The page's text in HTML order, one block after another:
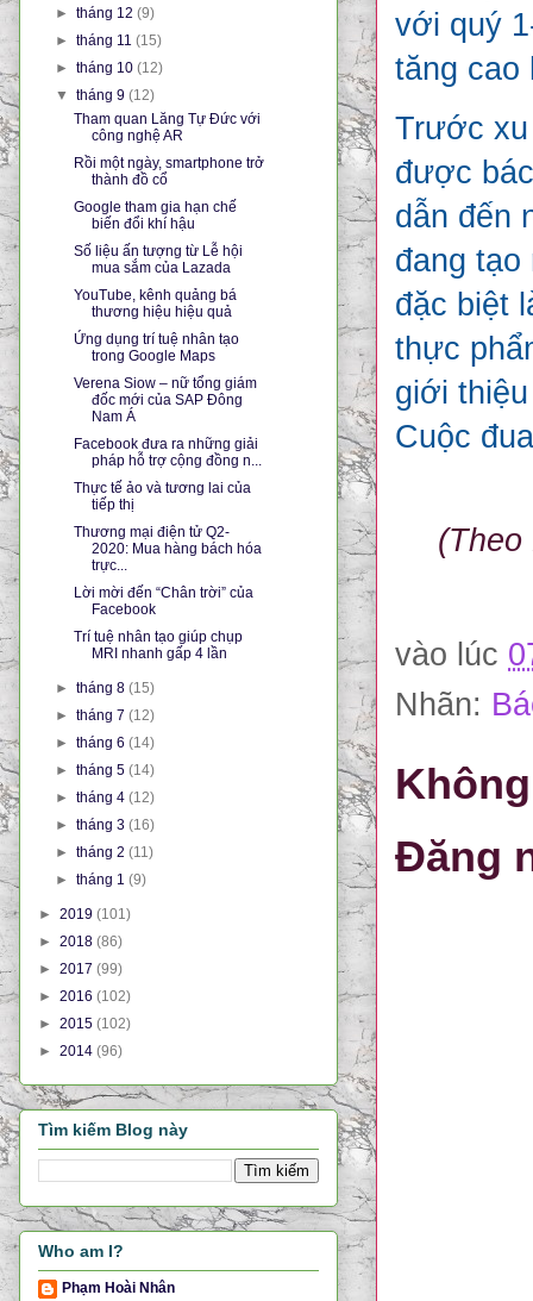
với quý
tăng cao
Trước
được
dẫn đến
đang
đặc biệt
thực
giới
Cuộc
(Theo
vào lúc
Nhãn:
Đăng
►tháng 12(9)
►tháng 11(15)
►tháng 10(12)
▼tháng 9(12)
Tham quan Lăng Tự Đức với
công nghệ AR
Rồi một ngày, smartphone trở
thành đồ cổ
Google tham gia hạn chế
biến đổi khí hậu
Số liệu ấn tượng từ Lễ hội
mua sắm của Lazada
YouTube, kênh quảng bá
thương hiệu hiệu quả
Ứng dụng trí tuệ nhân tạo
trong Google Maps
Verena Siow – nữ tổng giám
đốc mới của SAP Đông
Nam Á
Facebook đưa ra những giải
pháp hỗ trợ cộng đồng n...
Thực tế ảo và tương lai của
tiếp thị
Thương mại điện tử Q2-
2020: Mua hàng bách hóa
trực...
Lời mời đến “Chân trời” của
Facebook
Trí tuệ nhân tạo giúp chụp
MRI nhanh gấp 4 lần
►tháng 8(15)
►tháng 7(12)
►tháng 6(14)
►tháng 5(14)
►tháng 4(12)
►tháng 3(16)
►tháng 2(11)
►tháng 1(9)
► 2019 (101)
► 2018 (86)
► 2017 (99)
► 2016 (102)
► 2015 (102)
► 2014 (96)
Tìm kiếm Blog này
Who am I?
Phạm Hoài Nhân